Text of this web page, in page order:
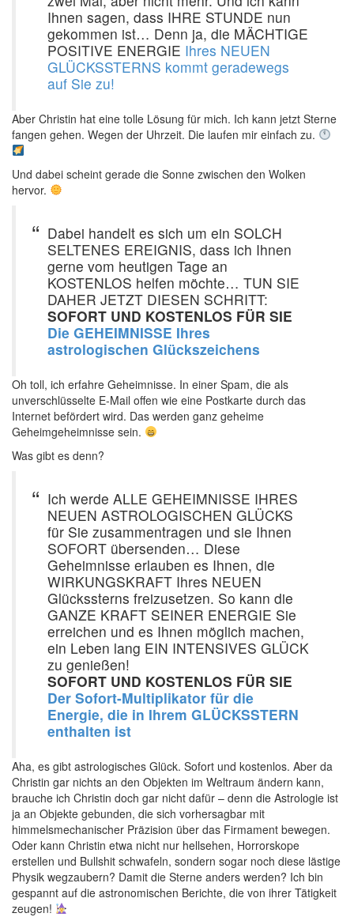
Ihnen sagen, dass IHRE STUNDE nun
gekommen ist… Denn ja, die MÄCHTIGE
POSITIVE ENERGIE Ihres NEUEN
GLÜCKSSTERNS kommt geradewegs
auf Sie zu!
Aber Christin hat eine tolle Lösung für mich. Ich kann jetzt Sterne
fangen gehen. Wegen der Uhrzeit. Die laufen mir einfach zu.
Und dabei scheint gerade die Sonne zwischen den Wolken
hervor.
Dabei handelt es sich um ein SOLCH
SELTENES EREIGNIS, dass ich Ihnen
gerne vom heutigen Tage an
KOSTENLOS helfen möchte… TUN SIE
DAHER JETZT DIESEN SCHRITT:
SOFORT UND KOSTENLOS FÜR SIE
Die GEHEIMNISSE Ihres
astrologischen Glückszeichens
Oh toll, ich erfahre Geheimnisse. In einer Spam, die als
unverschlüsselte E-Mail offen wie eine Postkarte durch das
Internet befördert wird. Das werden ganz geheime
Geheimgeheimnisse sein.
Was gibt es denn?
Ich werde ALLE GEHEIMNISSE IHRES
NEUEN ASTROLOGISCHEN GLÜCKS
für Sie zusammentragen und sie Ihnen
SOFORT übersenden… Diese
Geheimnisse erlauben es Ihnen, die
WIRKUNGSKRAFT Ihres NEUEN
Glückssterns freizusetzen. So kann die
GANZE KRAFT SEINER ENERGIE Sie
erreichen und es Ihnen möglich machen,
ein Leben lang EIN INTENSIVES GLÜCK
zu genießen!
SOFORT UND KOSTENLOS FÜR SIE
Der Sofort-Multiplikator für die
Energie, die in Ihrem GLÜCKSSTERN
enthalten ist
Aha, es gibt astrologisches Glück. Sofort und kostenlos. Aber da
Christin gar nichts an den Objekten im Weltraum ändern kann,
brauche ich Christin doch gar nicht dafür – denn die Astrologie ist
ja an Objekte gebunden, die sich vorhersagbar mit
himmelsmechanischer Präzision über das Firmament bewegen.
Oder kann Christin etwa nicht nur hellsehen, Horrorskope
erstellen und Bullshit schwafeln, sondern sogar noch diese lästige
Physik wegzaubern? Damit die Sterne anders werden? Ich bin
gespannt auf die astronomischen Berichte, die von ihrer Tätigkeit
zeugen!